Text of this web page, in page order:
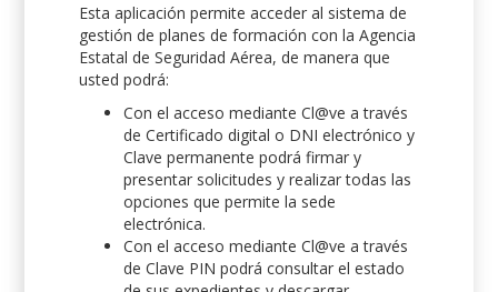
Esta aplicación permite acceder al sistema de
gestión de planes de formación con la Agencia
Estatal de Seguridad Aérea, de manera que
usted podrá:
Con el acceso mediante Cl@ve a través
de Certificado digital o DNI electrónico y
Clave permanente podrá firmar y
presentar solicitudes y realizar todas las
opciones que permite la sede
electrónica.
Con el acceso mediante Cl@ve a través
de Clave PIN podrá consultar el estado